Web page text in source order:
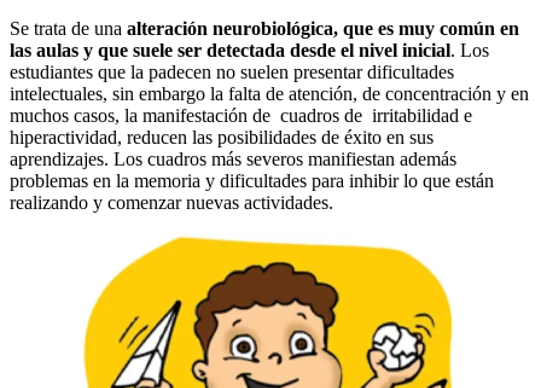
Se trata de una alteración neurobiológica, que es muy común en
las aulas y que suele ser detectada desde el nivel inicial. Los
estudiantes que la padecen no suelen presentar dificultades
intelectuales, sin embargo la falta de atención, de concentración y en
muchos casos, la manifestación de cuadros de irritabilidad e
hiperactividad, reducen las posibilidades de éxito en sus
aprendizajes. Los cuadros más severos manifiestan además
problemas en la memoria y dificultades para inhibir lo que están
realizando y comenzar nuevas actividades.